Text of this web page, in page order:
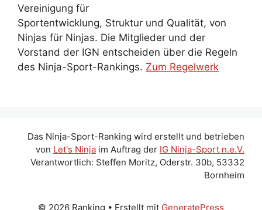
Vereinigung für
Sportentwicklung, Struktur und Qualität, von
Ninjas für Ninjas. Die Mitglieder und der
Vorstand der IGN entscheiden über die Regeln
des Ninja-Sport-Rankings. Zum Regelwerk
Das Ninja-Sport-Ranking wird erstellt und betrieben
von Let's Ninja im Auftrag der IG Ninja-Sport n.e.V.
Verantwortlich: Steffen Moritz, Oderstr. 30b, 53332
Bornheim
© 2026 Ranking • Erstellt mit GeneratePress